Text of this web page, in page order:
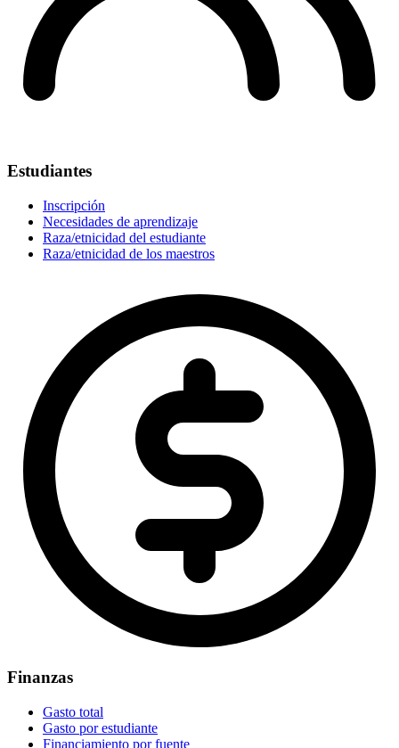
Estudiantes
Inscripción
Necesidades de aprendizaje
Raza/etnicidad del estudiante
Raza/etnicidad de los maestros
Finanzas
Gasto total
Gasto por estudiante
Financiamiento por fuente